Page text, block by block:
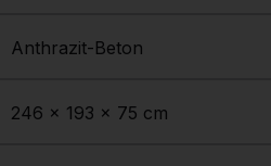
Anthrazit-Beton
246 x 193 x 75 cm